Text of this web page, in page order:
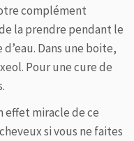
complément
la prendre pendant le
Dans une boite,
Pour une cure de
effet miracle de ce
si vous ne faites